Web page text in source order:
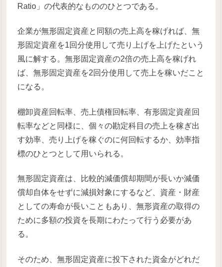
Ratio」の代表的なもののひとつである。
企業が無形固定資産と同額の売上高を稼げれば、無
形固定資産を1回分使用して売り上げを上げたという
風に解する。無形固定資産の2倍の売上高を稼げれ
ば、無形固定資産を2回分使用して売上を稼いだこと
になる。
棚卸資産回転率、売上債権回転率、有形固定資産回
転率などと同様に、個々の勘定科目の売上を稼ぎ出
す効率、売り上げを稼ぐのに何回転するか、効率指
標のひとつとして用いられる。
無形固定資産は、比較的減価償却期間が長いか減価
償却自体をせずに減損対象にするなど、資産・財産
としての寿命が長いこともあり、無形資産の取得の
ために多額の投資を長期にわたって行う必要があ
る。
そのため、無形固定資産に投下された資金がどれだ